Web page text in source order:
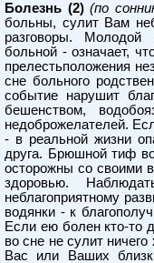
Болезнь (2) (по
больны, сулит Вам
разговоры.
больной - означает,
прелестьположения
сне больного
событие нарушит
бешенством,
недоброжелателей.
- в реальной жизни
друга. Брюшной тиф
осторожны со своими
здоровью.
неблагоприятному
водянки - к
Если ею болен кто-то
во сне не сулит
Вас или Ваших